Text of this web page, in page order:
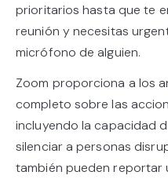
prioritarios hasta que te
reunión y necesitas
micrófono de alguien.
Zoom proporciona a los
completo sobre las
incluyendo la capacidad
silenciar a personas
también pueden reportar